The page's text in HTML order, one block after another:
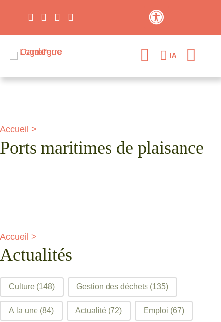
IA
Accueil >
Ports maritimes de plaisance
Accueil >
Actualités
filtre articles
Culture (148) Gestion des déchets (135)
A la une (84) Actualité (72) Emploi (67)